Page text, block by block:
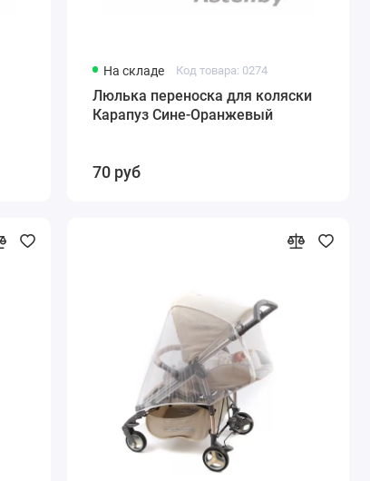
На складе Код товара: 0274
Люлька переноска для коляски
Карапуз Сине-Оранжевый
70 руб